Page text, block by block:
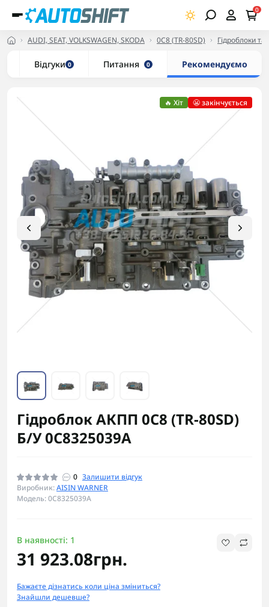
0
AUDI, SEAT, VOLKSWAGEN, SKODA 0C8 (TR-80SD) Гідроблоки та
Відгуки 0 Питання 0 Рекомендуємо
🔥 Хіт 😬 закінчується
Гідроблок АКПП 0C8 (TR-80SD)
Б/У 0C8325039A
0 Залишити відгук
Виробник:AISIN WARNER
Модель: 0C8325039A
В наявності: 1
31 923.08грн.
Бажаєте дізнатись коли ціна зміниться?
Знайшли дешевше?